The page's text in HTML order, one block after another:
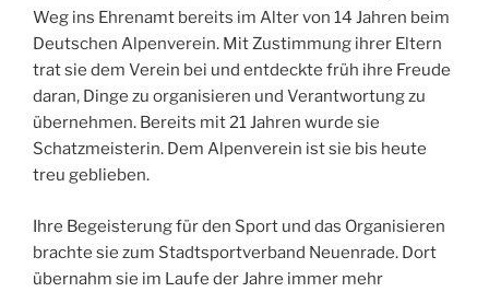
Weg ins Ehrenamt bereits im Alter von 14 Jahren beim
Deutschen Alpenverein. Mit Zustimmung ihrer Eltern
trat sie dem Verein bei und entdeckte früh ihre Freude
daran, Dinge zu organisieren und Verantwortung zu
übernehmen. Bereits mit 21 Jahren wurde sie
Schatzmeisterin. Dem Alpenverein ist sie bis heute
treu geblieben.
Ihre Begeisterung für den Sport und das Organisieren
brachte sie zum Stadtsportverband Neuenrade. Dort
übernahm sie im Laufe der Jahre immer mehr